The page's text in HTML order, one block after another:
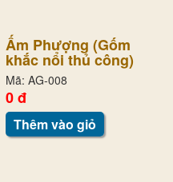
Ấm Phượng (Gốm
khắc nổi thủ công)
Mã: AG-008
0 đ
Thêm vào giỏ